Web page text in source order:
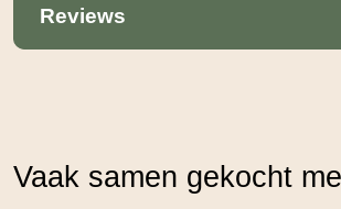
Reviews
Vaak samen gekocht